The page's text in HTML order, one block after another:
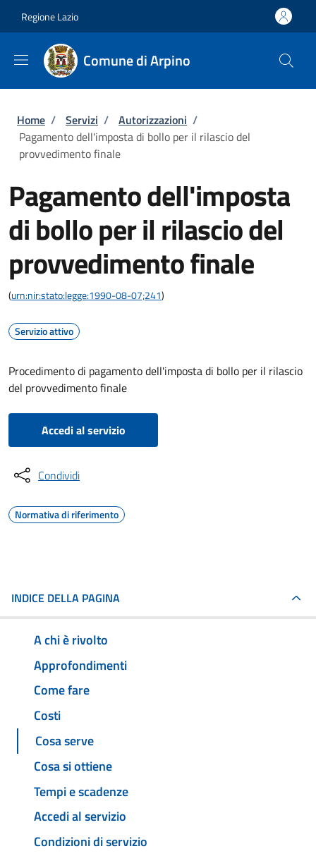
Regione Lazio
Comune di Arpino
Briciole di pane
Home / Servizi / Autorizzazioni /
Pagamento dell'imposta di bollo per il rilascio del
provvedimento finale
Pagamento dell'imposta
di bollo per il rilascio del
provvedimento finale
(urn:nir:stato:legge:1990-08-07;241)
Servizio attivo
Procedimento di pagamento dell'imposta di bollo per il rilascio
del provvedimento finale
Accedi al servizio
Condividi
Normativa di riferimento
INDICE DELLA PAGINA
A chi è rivolto
Approfondimenti
Come fare
Costi
Cosa serve
Cosa si ottiene
Tempi e scadenze
Accedi al servizio
Condizioni di servizio